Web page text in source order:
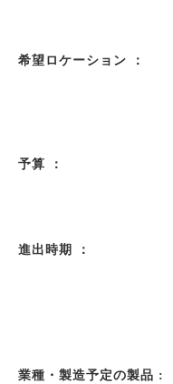
希望ロケーション ：
予算 ：
進出時期 ：
業種・製造予定の製品 :